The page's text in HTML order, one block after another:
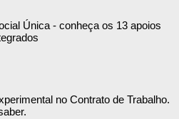
Única - conheça os 13 apoios
no Contrato de Trabalho.